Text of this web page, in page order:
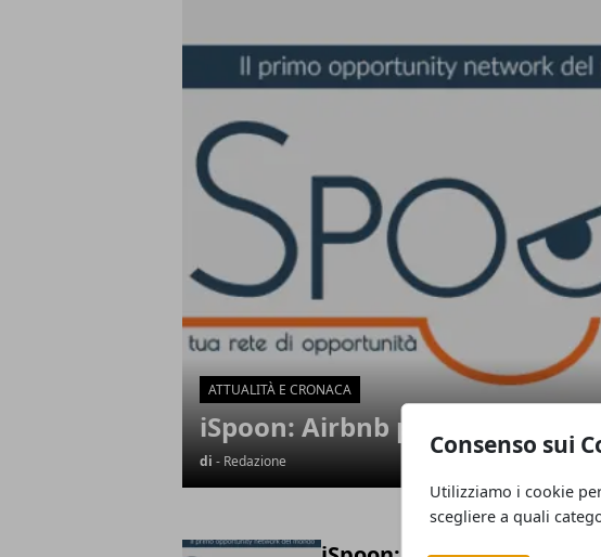
Consenso sui
Utilizziamo i cookie
scegliere a quali
ATTUALITÀ E CRONACA
iSpoon: Airbnb per il lavoro
di - Redazione